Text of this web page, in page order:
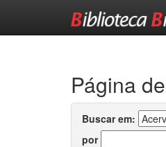
Página
Buscar em:
por